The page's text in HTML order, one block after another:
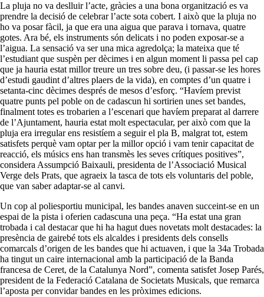
La pluja no va deslluir l’acte, gràcies a una bona organització es va
prendre la decisió de celebrar l’acte sota cobert. I això que la pluja no
ho va posar fàcil, ja que era una aigua que parava i tornava, quatre
gotes. Ara bé, els instruments són delicats i no poden exposar-se a
l’aigua. La sensació va ser una mica agredolça; la mateixa que té
l’estudiant que suspèn per dècimes i en algun moment li passa pel cap
que ja hauria estat millor treure un tres sobre deu, (i passar-se les hores
d’estudi gaudint d’altres plaers de la vida), en comptes d’un quatre i
setanta-cinc dècimes després de mesos d’esforç. “Havíem previst
quatre punts pel poble on de cadascun hi sortirien unes set bandes,
finalment totes es trobarien a l’escenari que havíem preparat al darrere
de l’Ajuntament, hauria estat molt espectacular, per això com que la
pluja era irregular ens resistíem a seguir el pla B, malgrat tot, estem
satisfets perquè vam optar per la millor opció i vam tenir capacitat de
reacció, els músics ens han transmès les seves crítiques positives”,
considera Assumpció Baixauli, presidenta de l’Associació Musical
Verge dels Prats, que agraeix la tasca de tots els voluntaris del poble,
que van saber adaptar-se al canvi.
Un cop al poliesportiu municipal, les bandes anaven succeint-se en un
espai de la pista i oferien cadascuna una peça. “Ha estat una gran
trobada i cal destacar que hi ha hagut dues novetats molt destacades: la
presència de gairebé tots els alcaldes i presidents dels consells
comarcals d’origen de les bandes que hi actuaven, i que la 34a Trobada
ha tingut un caire internacional amb la participació de la Banda
francesa de Ceret, de la Catalunya Nord”, comenta satisfet Josep Parés,
president de la Federació Catalana de Societats Musicals, que remarca
l’aposta per convidar bandes en les pròximes edicions.